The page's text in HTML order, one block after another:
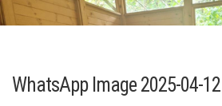
WhatsApp Image 2025-04-12